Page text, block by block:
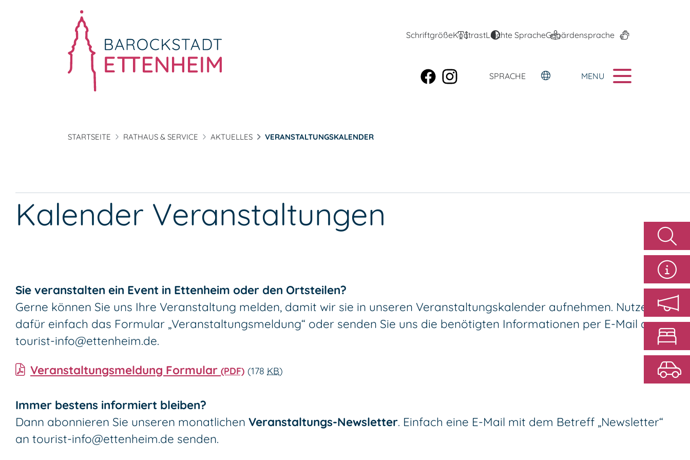
SchriftgrößeKontrastLeichte SpracheGebärdensprache
SPRACHE MENU
STARTSEITE RATHAUS & SERVICE AKTUELLES VERANSTALTUNGSKALENDER
Kalender Veranstaltungen
Sie veranstalten ein Event in Ettenheim oder den Ortsteilen?
Gerne können Sie uns Ihre Veranstaltung melden, damit wir sie in unseren Veranstaltungskalender aufnehmen. Nutzen Sie
dafür einfach das Formular „Veranstaltungsmeldung“ oder senden Sie uns die benötigten Informationen per E-Mail an
tourist-info@ettenheim.de.
Veranstaltungsmeldung Formular (PDF) (178 KB)
Immer bestens informiert bleiben?
Dann abonnieren Sie unseren monatlichen Veranstaltungs-Newsletter. Einfach eine E-Mail mit dem Betreff „Newsletter“
an tourist-info@ettenheim.de senden.